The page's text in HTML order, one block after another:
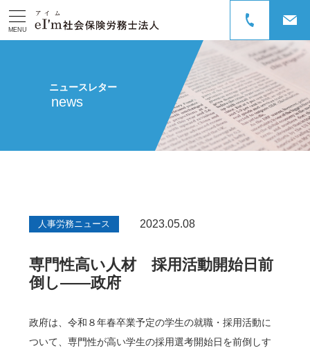
MENU
ニュースレター
news
人事労務ニュース 2023.05.08
専門性高い人材 採用活動開始日前
倒し――政府
政府は、令和８年春卒業予定の学生の就職・採用活動に
ついて、専門性が高い学生の採用選考開始日を前倒しす